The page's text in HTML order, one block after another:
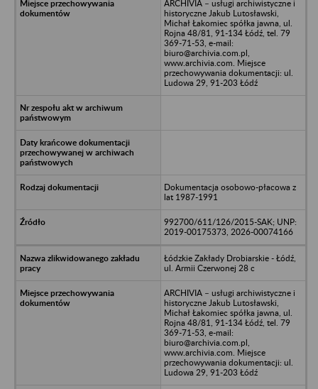
ARCHIVIA – usługi archiwistyczne i
historyczne Jakub Lutosławski,
Michał Łakomiec spółka jawna, ul.
Rojna 48/81, 91-134 Łódź, tel. 79
369-71-53, e-mail:
biuro@archivia.com.pl,
www.archivia.com. Miejsce
przechowywania dokumentacji: ul.
Ludowa 29, 91-203 Łódź
Dokumentacja osobowo-płacowa z
lat 1987-1991
992700/611/126/2015-SAK; UNP:
2019-00175373, 2026-00074166
Łódzkie Zakłady Drobiarskie - Łódź,
ul. Armii Czerwonej 28 c
ARCHIVIA – usługi archiwistyczne i
historyczne Jakub Lutosławski,
Michał Łakomiec spółka jawna, ul.
Rojna 48/81, 91-134 Łódź, tel. 79
369-71-53, e-mail:
biuro@archivia.com.pl,
www.archivia.com. Miejsce
przechowywania dokumentacji: ul.
Ludowa 29, 91-203 Łódź